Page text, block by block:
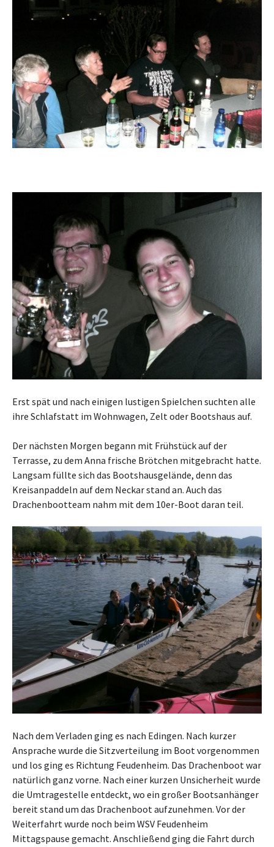
Erst spät und nach einigen lustigen Spielchen suchten alle
ihre Schlafstatt im Wohnwagen, Zelt oder Bootshaus auf.
Der nächsten Morgen begann mit Frühstück auf der
Terrasse, zu dem Anna frische Brötchen mitgebracht hatte.
Langsam füllte sich das Bootshausgelände, denn das
Kreisanpaddeln auf dem Neckar stand an. Auch das
Drachenbootteam nahm mit dem 10er-Boot daran teil.
Nach dem Verladen ging es nach Edingen. Nach kurzer
Ansprache wurde die Sitzverteilung im Boot vorgenommen
und los ging es Richtung Feudenheim. Das Drachenboot war
natürlich ganz vorne. Nach einer kurzen Unsicherheit wurde
die Umtragestelle entdeckt, wo ein großer Bootsanhänger
bereit stand um das Drachenboot aufzunehmen. Vor der
Weiterfahrt wurde noch beim WSV Feudenheim
Mittagspause gemacht. Anschließend ging die Fahrt durch